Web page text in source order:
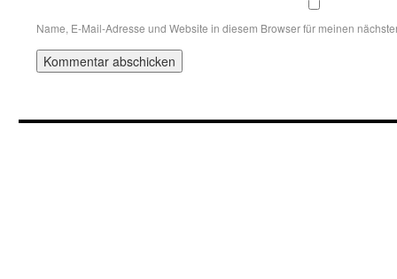
Name, E-Mail-Adresse und Website in diesem Browser für meinen